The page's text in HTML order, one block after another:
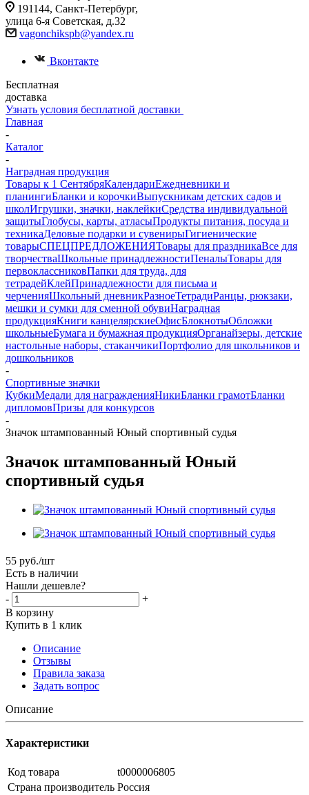
191144, Санкт-Петербург,
улица 6-я Советская, д.32
vagonchikspb@yandex.ru
Вконтакте
Бесплатная
доставка
Узнать условия бесплатной доставки
Главная
-
Каталог
-
Наградная продукция
Товары к 1 СентябряКалендариЕжедневники и
планингиБланки и корочкиВыпускникам детских садов и
школИгрушки, значки, наклейкиСредства индивидуальной
защитыГлобусы, карты, атласыПродукты питания, посуда и
техникаДеловые подарки и сувенирыГигиенические
товарыСПЕЦПРЕДЛОЖЕНИЯТовары для праздникаВсе для
творчестваШкольные принадлежностиПеналыТовары для
первоклассниковПапки для труда, для
тетрадейКлейПринадлежности для письма и
черченияШкольный дневникРазноеТетрадиРанцы, рюкзаки,
мешки и сумки для сменной обувиНаградная
продукцияКниги канцелярскиеОфисБлокнотыОбложки
школьныеБумага и бумажная продукцияОрганайзеры, детские
настольные наборы, стаканчикиПортфолио для школьников и
дошкольников
-
Спортивные значки
КубкиМедали для награжденияНикиБланки грамотБланки
дипломовПризы для конкурсов
-
Значок штампованный Юный спортивный судья
Значок штампованный Юный
спортивный судья
55 руб./шт
Есть в наличии
Нашли дешевле?
-
+
В корзину
Купить в 1 клик
Описание
Отзывы
Правила заказа
Задать вопрос
Описание
Характеристики
Код товара
t0000006805
Страна производитель Россия